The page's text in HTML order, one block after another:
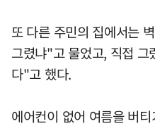
또 다른 주민의 집에서는
그렸냐"고 물었고, 직접
다"고 했다.
에어컨이 없어 여름을 버